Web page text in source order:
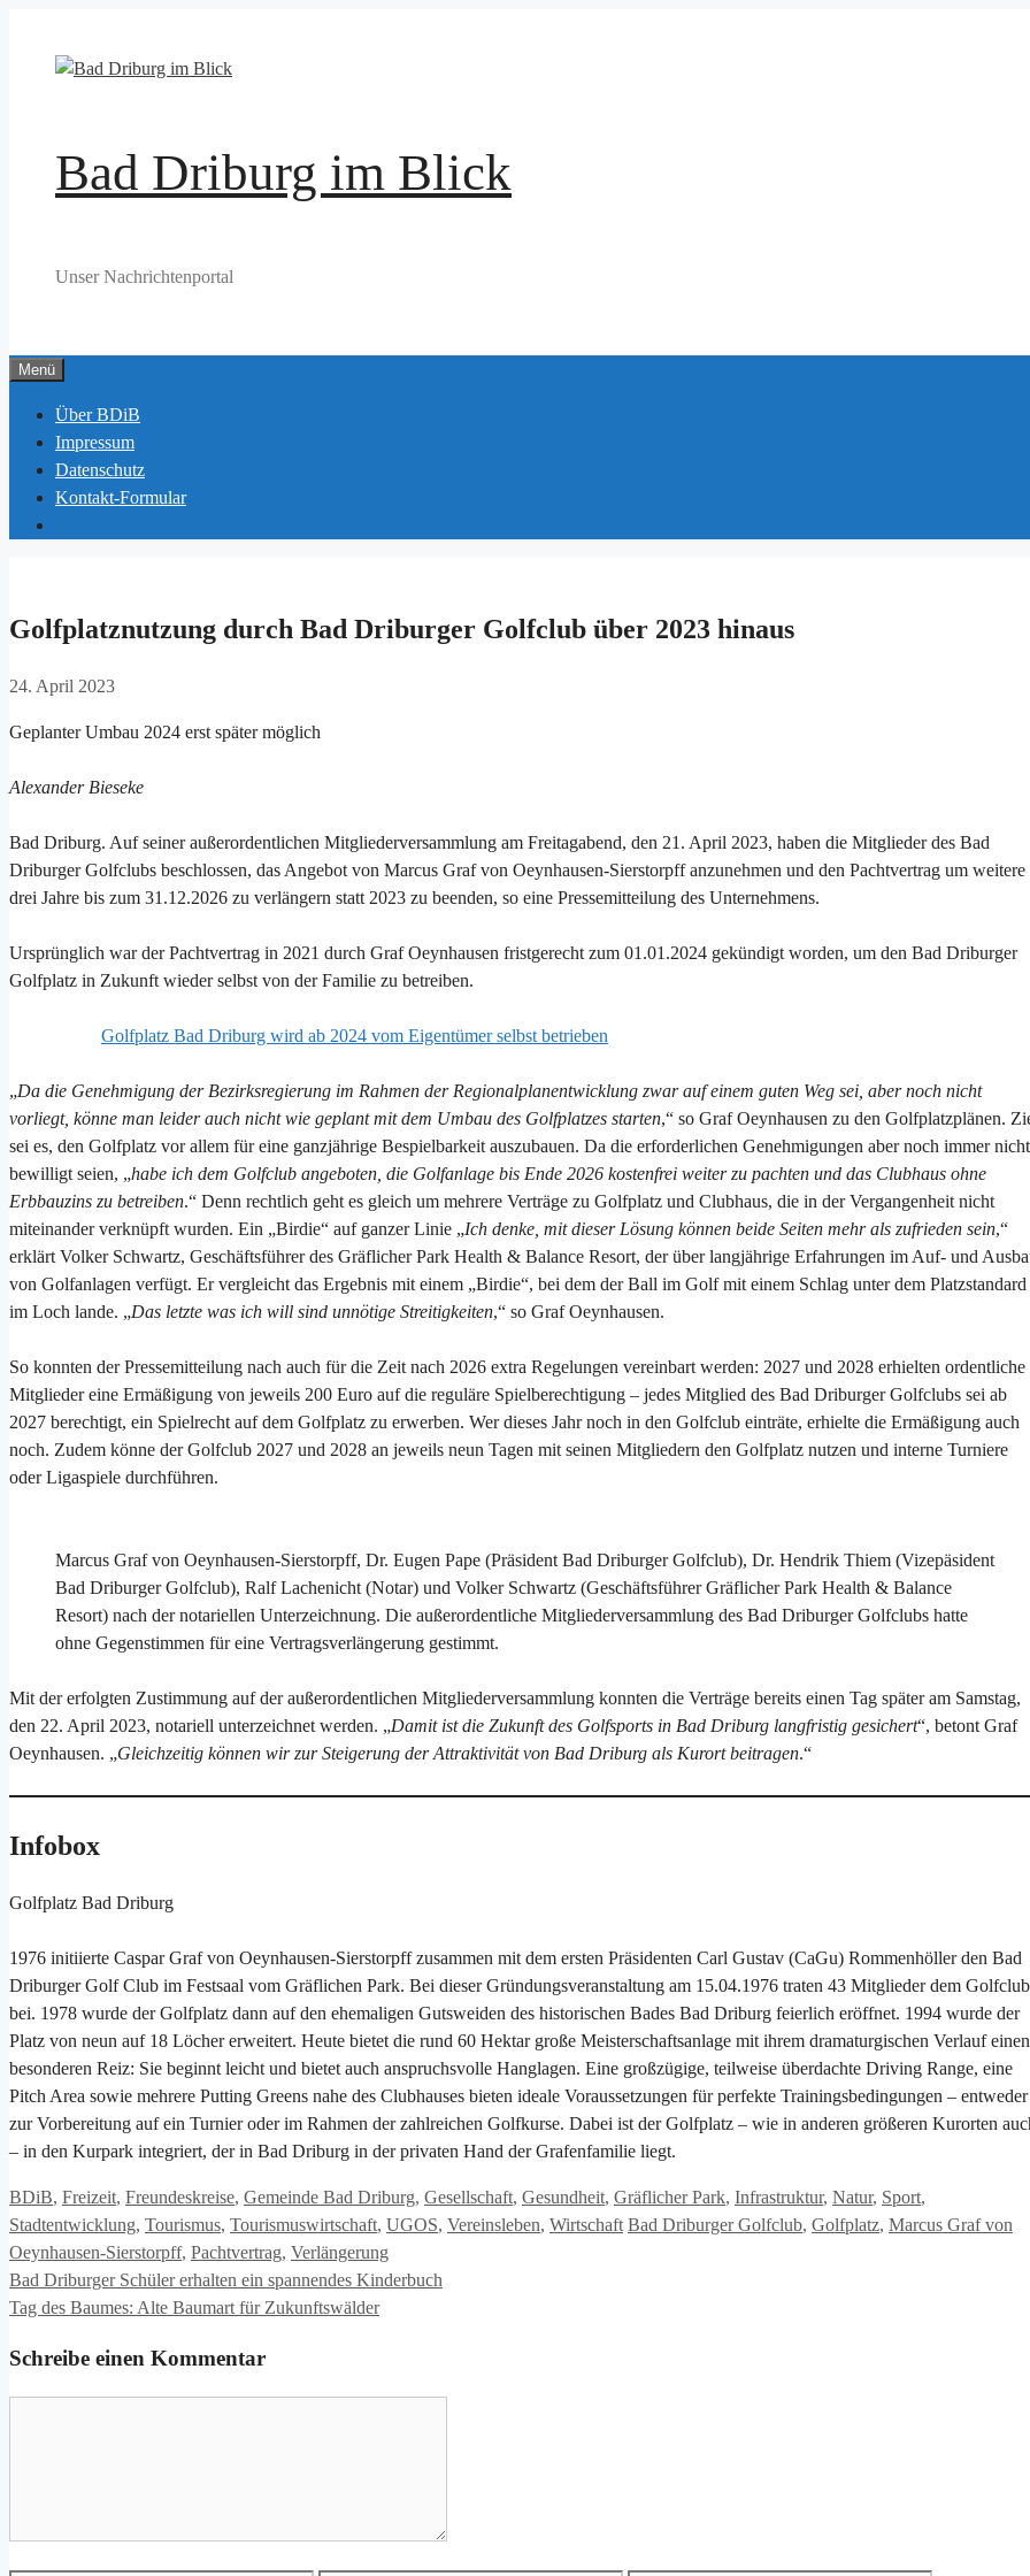
springen
Bad Driburg im Blick
Unser Nachrichtenportal
Menü
Über BDiB
Impressum
Datenschutz
Kontakt-Formular
Golfplatznutzung durch Bad Driburger Golfclub über 2023 hinaus
24. April 2023
Geplanter Umbau 2024 erst später möglich
Alexander Bieseke
Bad Driburg. Auf seiner außerordentlichen Mitgliederversammlung am Freitagabend, den 21. April 2023, haben die Mitglieder des Bad
Driburger Golfclubs beschlossen, das Angebot von Marcus Graf von Oeynhausen-Sierstorpff anzunehmen und den Pachtvertrag um weitere
drei Jahre bis zum 31.12.2026 zu verlängern statt 2023 zu beenden, so eine Pressemitteilung des Unternehmens.
Ursprünglich war der Pachtvertrag in 2021 durch Graf Oeynhausen fristgerecht zum 01.01.2024 gekündigt worden, um den Bad Driburger
Golfplatz in Zukunft wieder selbst von der Familie zu betreiben.
Golfplatz Bad Driburg wird ab 2024 vom Eigentümer selbst betrieben
„Da die Genehmigung der Bezirksregierung im Rahmen der Regionalplanentwicklung zwar auf einem guten Weg sei, aber noch nicht
vorliegt, könne man leider auch nicht wie geplant mit dem Umbau des Golfplatzes starten,“ so Graf Oeynhausen zu den Golfplatzplänen.
sei es, den Golfplatz vor allem für eine ganzjährige Bespielbarkeit auszubauen. Da die erforderlichen Genehmigungen aber noch immer nicht
bewilligt seien, „habe ich dem Golfclub angeboten, die Golfanlage bis Ende 2026 kostenfrei weiter zu pachten und das Clubhaus ohne
Erbbauzins zu betreiben.“ Denn rechtlich geht es gleich um mehrere Verträge zu Golfplatz und Clubhaus, die in der Vergangenheit nicht
miteinander verknüpft wurden. Ein „Birdie“ auf ganzer Linie „Ich denke, mit dieser Lösung können beide Seiten mehr als zufrieden sein,“
erklärt Volker Schwartz, Geschäftsführer des Gräflicher Park Health & Balance Resort, der über langjährige Erfahrungen im Auf- und
von Golfanlagen verfügt. Er vergleicht das Ergebnis mit einem „Birdie“, bei dem der Ball im Golf mit einem Schlag unter dem Platzstandard
im Loch lande. „Das letzte was ich will sind unnötige Streitigkeiten,“ so Graf Oeynhausen.
So konnten der Pressemitteilung nach auch für die Zeit nach 2026 extra Regelungen vereinbart werden: 2027 und 2028 erhielten ordentliche
Mitglieder eine Ermäßigung von jeweils 200 Euro auf die reguläre Spielberechtigung – jedes Mitglied des Bad Driburger Golfclubs sei ab
2027 berechtigt, ein Spielrecht auf dem Golfplatz zu erwerben. Wer dieses Jahr noch in den Golfclub einträte, erhielte die Ermäßigung auch
noch. Zudem könne der Golfclub 2027 und 2028 an jeweils neun Tagen mit seinen Mitgliedern den Golfplatz nutzen und interne Turniere
oder Ligaspiele durchführen.
Marcus Graf von Oeynhausen-Sierstorpff, Dr. Eugen Pape (Präsident Bad Driburger Golfclub), Dr. Hendrik Thiem (Vizepäsident
Bad Driburger Golfclub), Ralf Lachenicht (Notar) und Volker Schwartz (Geschäftsführer Gräflicher Park Health & Balance
Resort) nach der notariellen Unterzeichnung. Die außerordentliche Mitgliederversammlung des Bad Driburger Golfclubs hatte
ohne Gegenstimmen für eine Vertragsverlängerung gestimmt.
Mit der erfolgten Zustimmung auf der außerordentlichen Mitgliederversammlung konnten die Verträge bereits einen Tag später am Samstag,
den 22. April 2023, notariell unterzeichnet werden. „Damit ist die Zukunft des Golfsports in Bad Driburg langfristig gesichert“, betont Graf
Oeynhausen. „Gleichzeitig können wir zur Steigerung der Attraktivität von Bad Driburg als Kurort beitragen.“
Infobox
Golfplatz Bad Driburg
1976 initiierte Caspar Graf von Oeynhausen-Sierstorpff zusammen mit dem ersten Präsidenten Carl Gustav (CaGu) Rommenhöller den Bad
Driburger Golf Club im Festsaal vom Gräflichen Park. Bei dieser Gründungsveranstaltung am 15.04.1976 traten 43 Mitglieder dem Golfclub
bei. 1978 wurde der Golfplatz dann auf den ehemaligen Gutsweiden des historischen Bades Bad Driburg feierlich eröffnet. 1994 wurde der
Platz von neun auf 18 Löcher erweitert. Heute bietet die rund 60 Hektar große Meisterschaftsanlage mit ihrem dramaturgischen Verlauf einen
besonderen Reiz: Sie beginnt leicht und bietet auch anspruchsvolle Hanglagen. Eine großzügige, teilweise überdachte Driving Range, eine
Pitch Area sowie mehrere Putting Greens nahe des Clubhauses bieten ideale Voraussetzungen für perfekte Trainingsbedingungen – entweder
zur Vorbereitung auf ein Turnier oder im Rahmen der zahlreichen Golfkurse. Dabei ist der Golfplatz – wie in anderen größeren Kurorten
– in den Kurpark integriert, der in Bad Driburg in der privaten Hand der Grafenfamilie liegt.
Kategorien
BDiB, Freizeit, Freundeskreise, Gemeinde Bad Driburg, Gesellschaft, Gesundheit, Gräflicher Park, Infrastruktur, Natur, Sport,
Stadtentwicklung, Tourismus, Tourismuswirtschaft, UGOS, Vereinsleben, Wirtschaft Schlagwörter
Bad Driburger Golfclub, Golfplatz, Marcus Graf von
Oeynhausen-Sierstorpff, Pachtvertrag, Verlängerung
Bad Driburger Schüler erhalten ein spannendes Kinderbuch
Tag des Baumes: Alte Baumart für Zukunftswälder
Schreibe einen Kommentar